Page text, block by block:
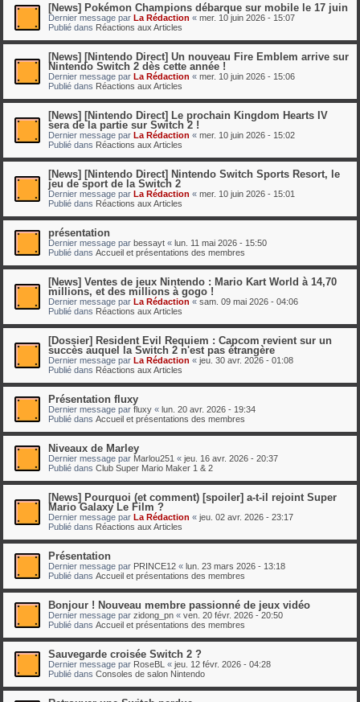
[News] Pokémon Champions débarque sur mobile le 17 juin
Dernier message par La Rédaction « mer. 10 juin 2026 - 15:07
Publié dans Réactions aux Articles
[News] [Nintendo Direct] Un nouveau Fire Emblem arrive sur
Nintendo Switch 2 dès cette année !
Dernier message par La Rédaction « mer. 10 juin 2026 - 15:06
Publié dans Réactions aux Articles
[News] [Nintendo Direct] Le prochain Kingdom Hearts IV
sera de la partie sur Switch 2 !
Dernier message par La Rédaction « mer. 10 juin 2026 - 15:02
Publié dans Réactions aux Articles
[News] [Nintendo Direct] Nintendo Switch Sports Resort, le
jeu de sport de la Switch 2
Dernier message par La Rédaction « mer. 10 juin 2026 - 15:01
Publié dans Réactions aux Articles
présentation
Dernier message par bessayt « lun. 11 mai 2026 - 15:50
Publié dans Accueil et présentations des membres
[News] Ventes de jeux Nintendo : Mario Kart World à 14,70
millions, et des millions à gogo !
Dernier message par La Rédaction « sam. 09 mai 2026 - 04:06
Publié dans Réactions aux Articles
[Dossier] Resident Evil Requiem : Capcom revient sur un
succès auquel la Switch 2 n'est pas étrangère
Dernier message par La Rédaction « jeu. 30 avr. 2026 - 01:08
Publié dans Réactions aux Articles
Présentation fluxy
Dernier message par fluxy « lun. 20 avr. 2026 - 19:34
Publié dans Accueil et présentations des membres
Niveaux de Marley
Dernier message par Marlou251 « jeu. 16 avr. 2026 - 20:37
Publié dans Club Super Mario Maker 1 & 2
[News] Pourquoi (et comment) [spoiler] a-t-il rejoint Super
Mario Galaxy Le Film ?
Dernier message par La Rédaction « jeu. 02 avr. 2026 - 23:17
Publié dans Réactions aux Articles
Présentation
Dernier message par PRINCE12 « lun. 23 mars 2026 - 13:18
Publié dans Accueil et présentations des membres
Bonjour ! Nouveau membre passionné de jeux vidéo
Dernier message par zidong_pn « ven. 20 févr. 2026 - 20:50
Publié dans Accueil et présentations des membres
Sauvegarde croisée Switch 2 ?
Dernier message par RoseBL « jeu. 12 févr. 2026 - 04:28
Publié dans Consoles de salon Nintendo